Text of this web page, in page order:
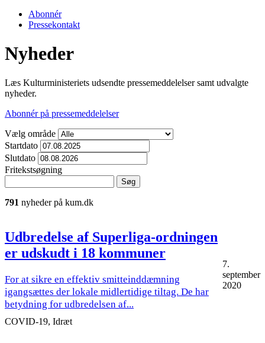
Abonnér
Pressekontakt
Nyheder
Læs Kulturministeriets udsendte pressemeddelelser samt udvalgte
nyheder.
Abonnér på pressemeddelelser
Vælg område
Startdato
Slutdato
Fritekstsøgning
791 nyheder på kum.dk
Udbredelse af Superliga-ordningen
er udskudt i 18 kommuner
For at sikre en effektiv smitteinddæmning
igangsættes der lokale midlertidige tiltag. De har
betydning for udbredelsen af...
COVID-19, Idræt
7.
september
2020